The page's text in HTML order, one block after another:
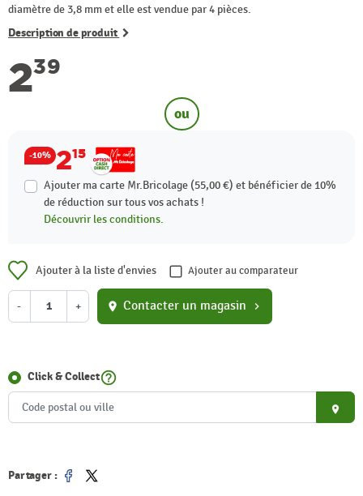
diamètre de 3,8 mm et elle est vendue par 4 pièces.
Description de produit
239
ou
-10% 215
Ajouter ma carte Mr.Bricolage (55,00 €) et bénéficier de 10%
de réduction sur tous vos achats !
Découvrir les conditions.
Ajouter à la liste d'envies Ajouter au comparateur
- + location_on Contacter un magasin chevron_right
Click & Collecthelp_outline
place
Partager :
Partager
Tweet